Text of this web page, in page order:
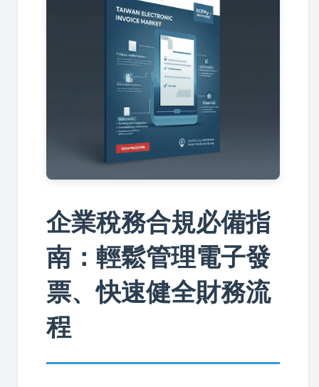
企業稅務合規必備指
南：輕鬆管理電子發
票、快速健全財務流
程